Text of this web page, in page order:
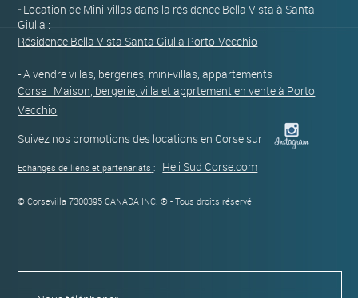
-Location de Mini-villas dans la résidence Bella Vista à Santa
Giulia :
Résidence Bella Vista Santa Giulia Porto-Vecchio
-A vendre villas, bergeries, mini-villas, appartements :
Corse : Maison, bergerie, villa et apprtement en vente à Porto
Vecchio
Suivez nos promotions des locations en Corse sur
Echanges de liens et partenariats : Heli Sud Corse.com
© Corsevilla 7300395 CANADA INC. ® - Tous droits réservé